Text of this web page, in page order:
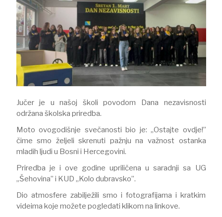
Jučer je u našoj školi povodom Dana nezavisnosti
održana školska priredba.
Moto ovogodišnje svečanosti bio je: „Ostajte ovdje!”
čime smo željeli skrenuti pažnju na važnost ostanka
mladih ljudi u Bosni i Hercegovini.
Priredba je i ove godine upriličena u saradnji sa UG
„Šehovina” i KUD „Kolo dubravsko”.
Dio atmosfere zabilježili smo i fotografijama i kratkim
videima koje možete pogledati klikom na linkove.